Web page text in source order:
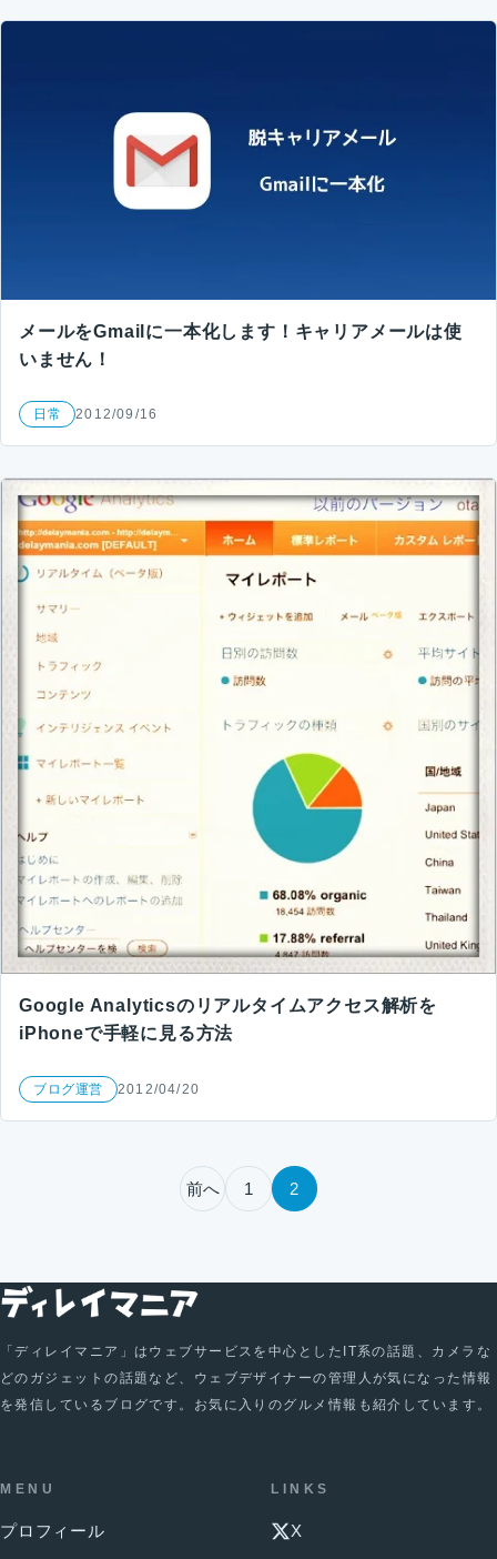
メールをGmailに一本化します！キャリアメールは使
いません！
日常 2012/09/16
Google Analyticsのリアルタイムアクセス解析を
iPhoneで手軽に見る方法
ブログ運営 2012/04/20
投稿のページ送り
前へ 1 2
「ディレイマニア」はウェブサービスを中心としたIT系の話題、カメラな
どのガジェットの話題など、ウェブデザイナーの管理人が気になった情報
を発信しているブログです。お気に入りのグルメ情報も紹介しています。
MENU
プロフィール
LINKS
X